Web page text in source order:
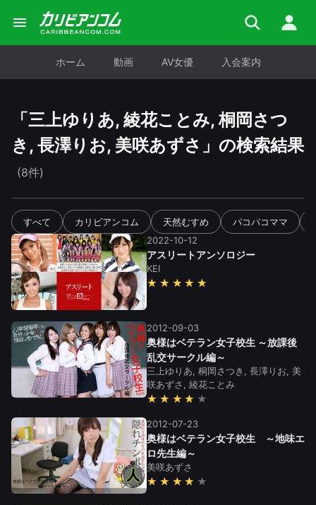
ホーム 動画 AV女優 入会案内
「三上ゆりあ, 綾花ことみ, 桐岡さつ
き, 長澤りお, 美咲あずさ 」の検索結果
(8件)
すべて カリビアンコム 天然むすめ パコパコママ
2022-10-12
アスリートアンソロジー
KEI
★★★★★
2012-09-03
奥様はベテラン女子校生 ～放課後
乱交サークル編～
三上ゆりあ, 桐岡さつき, 長澤りお, 美
咲あずさ, 綾花ことみ
★★★★
2012-07-23
奥様はベテラン女子校生 ～地味エ
ロ先生編～
美咲あずさ
★★★★